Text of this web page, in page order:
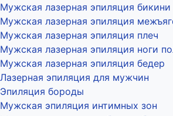
Мужская лазерная эпиляция бикини
Мужская лазерная эпиляция
Мужская лазерная эпиляция плеч
Мужская лазерная эпиляция ноги
Мужская лазерная эпиляция бедер
Лазерная эпиляция для мужчин
Эпиляция бороды
Мужская эпиляция интимных зон